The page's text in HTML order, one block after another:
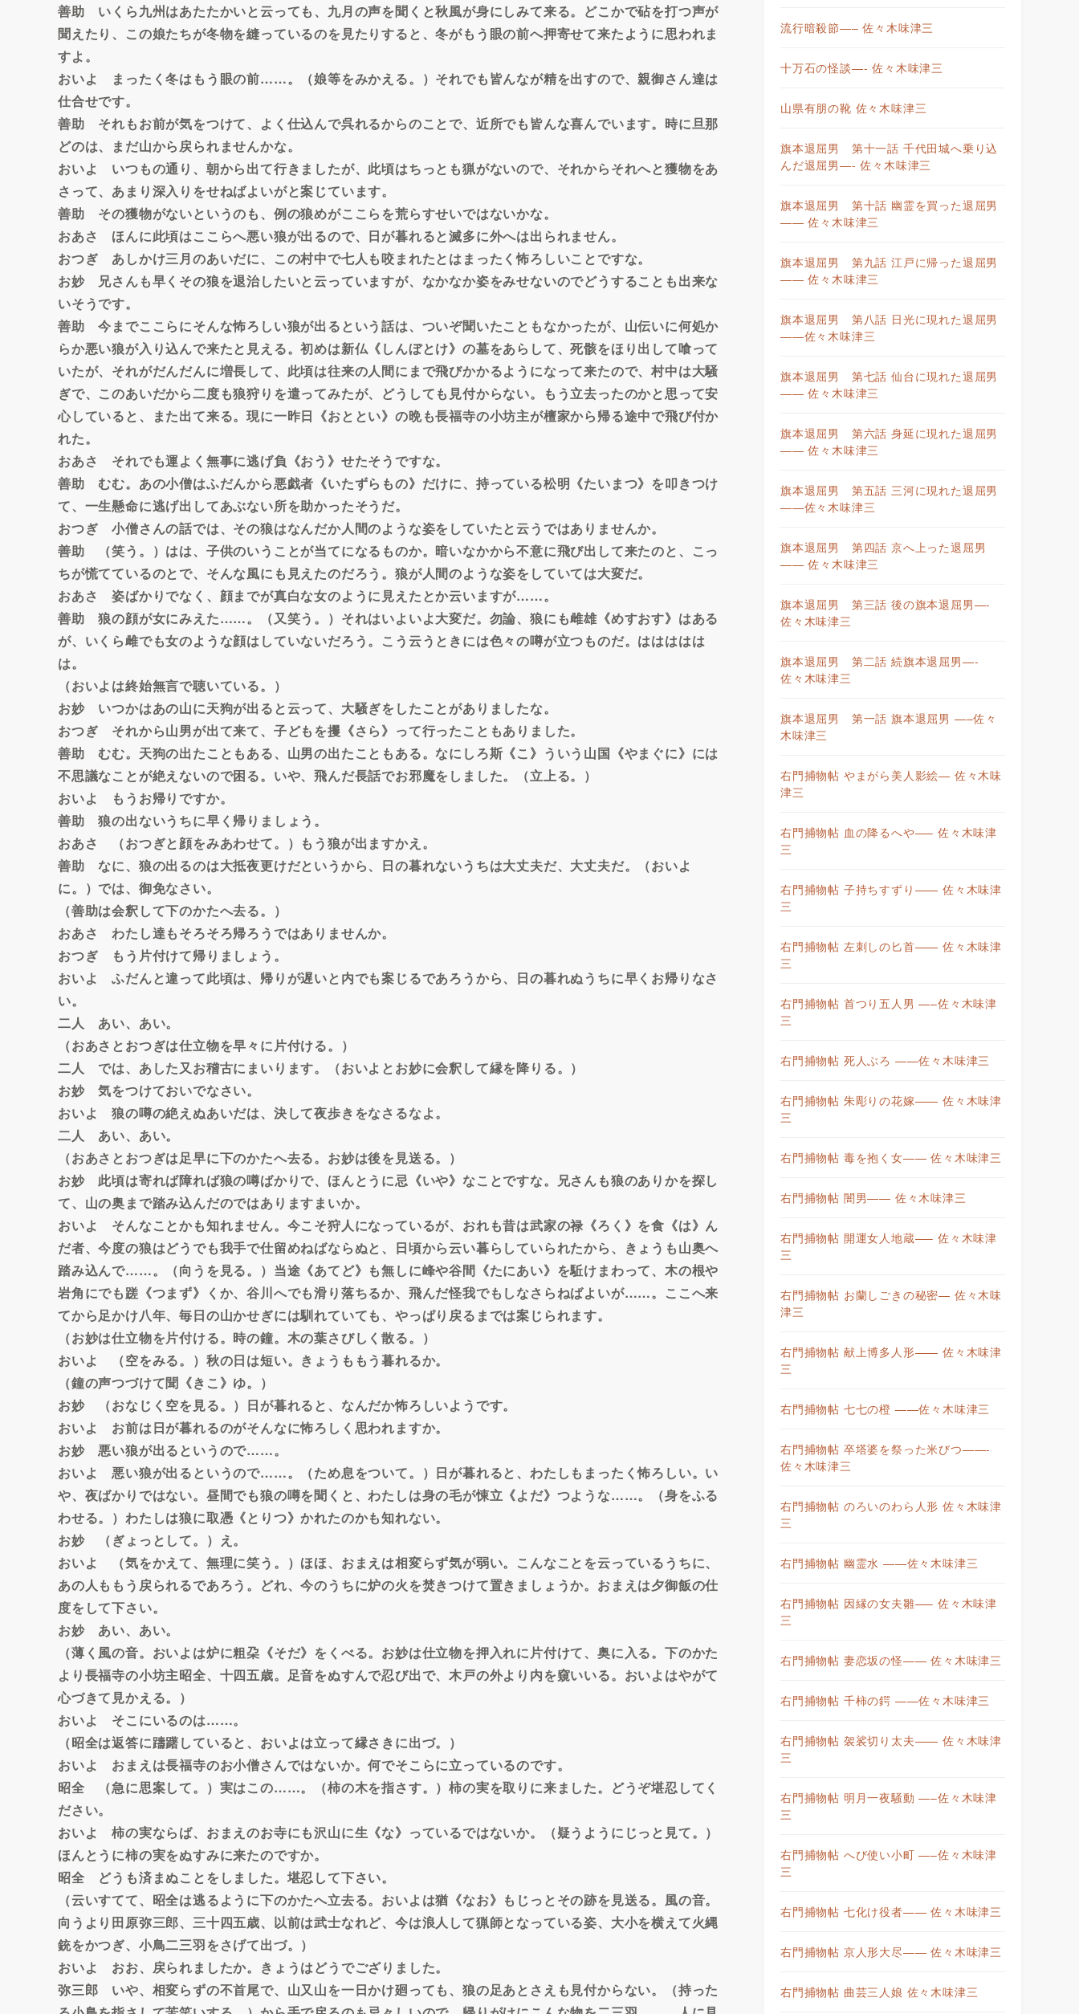
善助 いくら九州はあたたかいと云っても、九月の声を聞くと秋風が身にしみて来る。どこかで砧を打つ声が
聞えたり、この娘たちが冬物を縫っているのを見たりすると、冬がもう眼の前へ押寄せて来たように思われま
すよ。
おいよ まったく冬はもう眼の前……。（娘等をみかえる。）それでも皆んなが精を出すので、親御さん達は
仕合せです。
善助 それもお前が気をつけて、よく仕込んで呉れるからのことで、近所でも皆んな喜んでいます。時に旦那
どのは、まだ山から戻られませんかな。
おいよ いつもの通り、朝から出て行きましたが、此頃はちっとも猟がないので、それからそれへと獲物をあ
さって、あまり深入りをせねばよいがと案じています。
善助 その獲物がないというのも、例の狼めがここらを荒らすせいではないかな。
おあさ ほんに此頃はここらへ悪い狼が出るので、日が暮れると滅多に外へは出られません。
おつぎ あしかけ三月のあいだに、この村中で七人も咬まれたとはまったく怖ろしいことですな。
お妙 兄さんも早くその狼を退治したいと云っていますが、なかなか姿をみせないのでどうすることも出来な
いそうです。
善助 今までここらにそんな怖ろしい狼が出るという話は、ついぞ聞いたこともなかったが、山伝いに何処か
らか悪い狼が入り込んで来たと見える。初めは新仏《しんぼとけ》の墓をあらして、死骸をほり出して喰って
いたが、それがだんだんに増長して、此頃は往来の人間にまで飛びかかるようになって来たので、村中は大騒
ぎで、このあいだから二度も狼狩りを遣ってみたが、どうしても見付からない。もう立去ったのかと思って安
心していると、また出て来る。現に一昨日《おととい》の晩も長福寺の小坊主が檀家から帰る途中で飛び付か
れた。
おあさ それでも運よく無事に逃げ負《おう》せたそうですな。
善助 むむ。あの小僧はふだんから悪戯者《いたずらもの》だけに、持っている松明《たいまつ》を叩きつけ
て、一生懸命に逃げ出してあぶない所を助かったそうだ。
おつぎ 小僧さんの話では、その狼はなんだか人間のような姿をしていたと云うではありませんか。
善助 （笑う。）はは、子供のいうことが当てになるものか。暗いなかから不意に飛び出して来たのと、こっ
ちが慌てているのとで、そんな風にも見えたのだろう。狼が人間のような姿をしていては大変だ。
おあさ 姿ばかりでなく、顔までが真白な女のように見えたとか云いますが……。
善助 狼の顔が女にみえた……。（又笑う。）それはいよいよ大変だ。勿論、狼にも雌雄《めすおす》はある
が、いくら雌でも女のような顔はしていないだろう。こう云うときには色々の噂が立つものだ。ははははは
は。
（おいよは終始無言で聴いている。）
お妙 いつかはあの山に天狗が出ると云って、大騒ぎをしたことがありましたな。
おつぎ それから山男が出て来て、子どもを攫《さら》って行ったこともありました。
善助 むむ。天狗の出たこともある、山男の出たこともある。なにしろ斯《こ》ういう山国《やまぐに》には
不思議なことが絶えないので困る。いや、飛んだ長話でお邪魔をしました。（立上る。）
おいよ もうお帰りですか。
善助 狼の出ないうちに早く帰りましょう。
おあさ （おつぎと顔をみあわせて。）もう狼が出ますかえ。
善助 なに、狼の出るのは大抵夜更けだというから、日の暮れないうちは大丈夫だ、大丈夫だ。（おいよ
に。）では、御免なさい。
（善助は会釈して下のかたへ去る。）
おあさ わたし達もそろそろ帰ろうではありませんか。
おつぎ もう片付けて帰りましょう。
おいよ ふだんと違って此頃は、帰りが遅いと内でも案じるであろうから、日の暮れぬうちに早くお帰りなさ
い。
二人 あい、あい。
（おあさとおつぎは仕立物を早々に片付ける。）
二人 では、あした又お稽古にまいります。（おいよとお妙に会釈して縁を降りる。）
お妙 気をつけておいでなさい。
おいよ 狼の噂の絶えぬあいだは、決して夜歩きをなさるなよ。
二人 あい、あい。
（おあさとおつぎは足早に下のかたへ去る。お妙は後を見送る。）
お妙 此頃は寄れば障れば狼の噂ばかりで、ほんとうに忌《いや》なことですな。兄さんも狼のありかを探し
て、山の奥まで踏み込んだのではありますまいか。
おいよ そんなことかも知れません。今こそ狩人になっているが、おれも昔は武家の禄《ろく》を食《は》ん
だ者、今度の狼はどうでも我手で仕留めねばならぬと、日頃から云い暮らしていられたから、きょうも山奥へ
踏み込んで……。（向うを見る。）当途《あてど》も無しに峰や谷間《たにあい》を駈けまわって、木の根や
岩角にでも蹉《つまず》くか、谷川へでも滑り落ちるか、飛んだ怪我でもしなさらねばよいが……。ここへ来
てから足かけ八年、毎日の山かせぎには馴れていても、やっぱり戻るまでは案じられます。
（お妙は仕立物を片付ける。時の鐘。木の葉さびしく散る。）
おいよ （空をみる。）秋の日は短い。きょうももう暮れるか。
（鐘の声つづけて聞《きこ》ゆ。）
お妙 （おなじく空を見る。）日が暮れると、なんだか怖ろしいようです。
おいよ お前は日が暮れるのがそんなに怖ろしく思われますか。
お妙 悪い狼が出るというので……。
おいよ 悪い狼が出るというので……。（ため息をついて。）日が暮れると、わたしもまったく怖ろしい。い
や、夜ばかりではない。昼間でも狼の噂を聞くと、わたしは身の毛が悚立《よだ》つような……。（身をふる
わせる。）わたしは狼に取憑《とりつ》かれたのかも知れない。
お妙 （ぎょっとして。）え。
おいよ （気をかえて、無理に笑う。）ほほ、おまえは相変らず気が弱い。こんなことを云っているうちに、
あの人ももう戻られるであろう。どれ、今のうちに炉の火を焚きつけて置きましょうか。おまえは夕御飯の仕
度をして下さい。
お妙 あい、あい。
（薄く風の音。おいよは炉に粗朶《そだ》をくべる。お妙は仕立物を押入れに片付けて、奥に入る。下のかた
より長福寺の小坊主昭全、十四五歳。足音をぬすんで忍び出で、木戸の外より内を窺いいる。おいよはやがて
心づきて見かえる。）
おいよ そこにいるのは……。
（昭全は返答に躊躇していると、おいよは立って縁さきに出づ。）
おいよ おまえは長福寺のお小僧さんではないか。何でそこらに立っているのです。
昭全 （急に思案して。）実はこの……。（柿の木を指さす。）柿の実を取りに来ました。どうぞ堪忍してく
ださい。
おいよ 柿の実ならば、おまえのお寺にも沢山に生《な》っているではないか。（疑うようにじっと見て。）
ほんとうに柿の実をぬすみに来たのですか。
昭全 どうも済まぬことをしました。堪忍して下さい。
（云いすてて、昭全は逃るように下のかたへ立去る。おいよは猶《なお》もじっとその跡を見送る。風の音。
向うより田原弥三郎、三十四五歳、以前は武士なれど、今は浪人して猟師となっている姿、大小を横えて火縄
銃をかつぎ、小鳥二三羽をさげて出づ。）
おいよ おお、戻られましたか。きょうはどうでござりました。
弥三郎 いや、相変らずの不首尾で、山又山を一日かけ廻っても、狼の足あとさえも見付からない。（持った
流行暗殺節—– 佐々木味津三
十万石の怪談—- 佐々木味津三
山県有朋の靴 佐々木味津三
旗本退屈男 第十一話 千代田城へ乗り込
んだ退屈男—- 佐々木味津三
旗本退屈男 第十話 幽霊を買った退屈男
—— 佐々木味津三
旗本退屈男 第九話 江戸に帰った退屈男
—— 佐々木味津三
旗本退屈男 第八話 日光に現れた退屈男
——佐々木味津三
旗本退屈男 第七話 仙台に現れた退屈男
—— 佐々木味津三
旗本退屈男 第六話 身延に現れた退屈男
—— 佐々木味津三
旗本退屈男 第五話 三河に現れた退屈男
——佐々木味津三
旗本退屈男 第四話 京へ上った退屈男
—— 佐々木味津三
旗本退屈男 第三話 後の旗本退屈男—-
佐々木味津三
旗本退屈男 第二話 続旗本退屈男—-
佐々木味津三
旗本退屈男 第一話 旗本退屈男 —–佐々
木味津三
右門捕物帖 やまがら美人影絵— 佐々木味
津三
右門捕物帖 血の降るへや—– 佐々木味津
三
右門捕物帖 子持ちすずり—— 佐々木味津
三
右門捕物帖 左刺しの匕首—— 佐々木味津
三
右門捕物帖 首つり五人男 —–佐々木味津
三
右門捕物帖 死人ぶろ ——佐々木味津三
右門捕物帖 朱彫りの花嫁—— 佐々木味津
三
右門捕物帖 毒を抱く女—— 佐々木味津三
右門捕物帖 闇男—— 佐々木味津三
右門捕物帖 開運女人地蔵—– 佐々木味津
三
右門捕物帖 お蘭しごきの秘密— 佐々木味
津三
右門捕物帖 献上博多人形—— 佐々木味津
三
右門捕物帖 七七の橙 ——佐々木味津三
右門捕物帖 卒塔婆を祭った米びつ——-
佐々木味津三
右門捕物帖 のろいのわら人形 佐々木味津
三
右門捕物帖 幽霊水 ——佐々木味津三
右門捕物帖 因縁の女夫雛—– 佐々木味津
三
右門捕物帖 妻恋坂の怪—— 佐々木味津三
右門捕物帖 千柿の鍔 ——佐々木味津三
右門捕物帖 袈裟切り太夫—— 佐々木味津
三
右門捕物帖 明月一夜騒動 —–佐々木味津
三
右門捕物帖 へび使い小町 —–佐々木味津
三
右門捕物帖 七化け役者—— 佐々木味津三
右門捕物帖 京人形大尽—— 佐々木味津三
右門捕物帖 曲芸三人娘 佐々木味津三